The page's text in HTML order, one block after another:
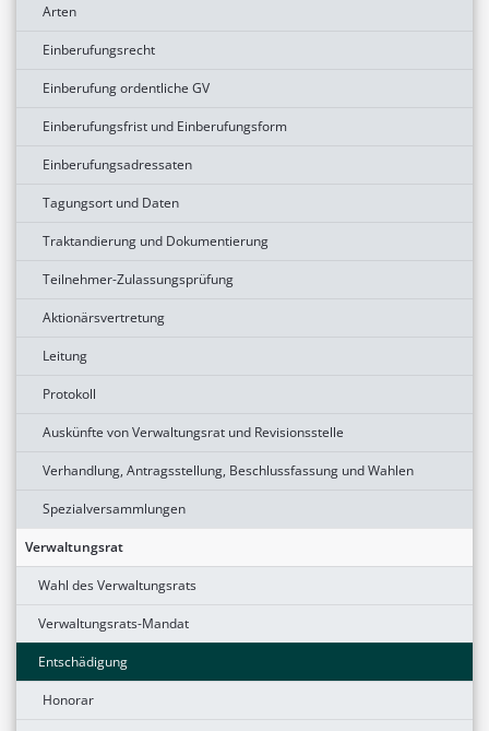
Arten
Einberufungsrecht
Einberufung ordentliche GV
Einberufungsfrist und Einberufungsform
Einberufungsadressaten
Tagungsort und Daten
Traktandierung und Dokumentierung
Teilnehmer-Zulassungsprüfung
Aktionärsvertretung
Leitung
Protokoll
Auskünfte von Verwaltungsrat und Revisionsstelle
Verhandlung, Antragsstellung, Beschlussfassung und Wahlen
Spezialversammlungen
Verwaltungsrat
Wahl des Verwaltungsrats
Verwaltungsrats-Mandat
Entschädigung
Honorar